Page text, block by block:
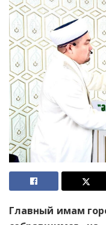
Главный имам